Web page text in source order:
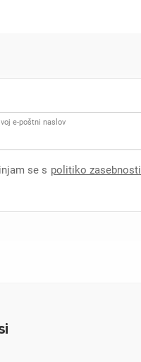
e-poštni naslov
se s politiko zasebnosti